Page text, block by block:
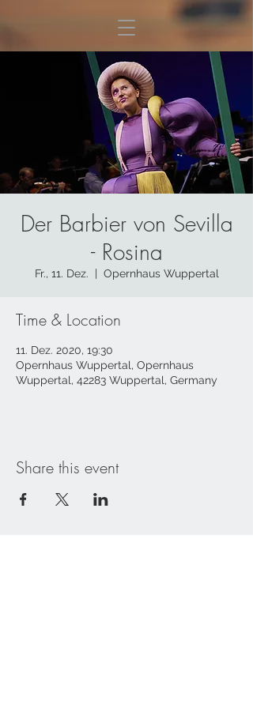
Der Barbier von Sevilla
- Rosina
Fr., 11. Dez. Opernhaus Wuppertal
Time & Location
11. Dez. 2020, 19:30
Opernhaus Wuppertal, Opernhaus
Wuppertal, 42283 Wuppertal, Germany
Share this event